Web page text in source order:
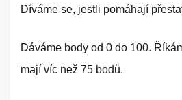
Díváme se, jestli pomáhají
Dáváme body od 0 do 100.
mají víc než 75 bodů.